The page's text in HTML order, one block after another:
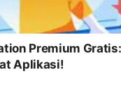
Premium
Aplikasi!